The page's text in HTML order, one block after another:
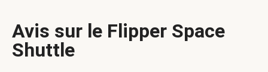
Avis sur le Flipper Space
Shuttle